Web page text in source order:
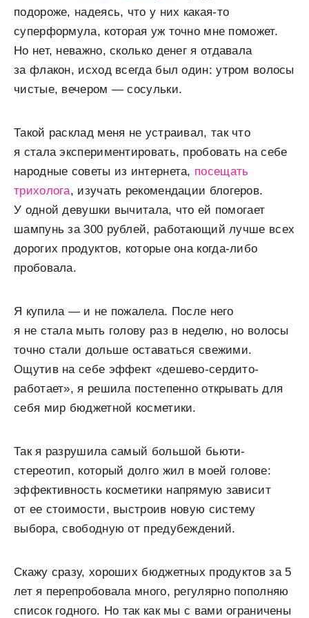
подороже, надеясь, что у них какая-то
суперформула, которая уж точно мне поможет.
Но нет, неважно, сколько денег я отдавала
за флакон, исход всегда был один: утром волосы
чистые, вечером — сосульки.
Такой расклад меня не устраивал, так что
я стала экспериментировать, пробовать на себе
народные советы из интернета, посещать
трихолога, изучать рекомендации блогеров.
У одной девушки вычитала, что ей помогает
шампунь за 300 рублей, работающий лучше всех
дорогих продуктов, которые она когда-либо
пробовала.
Я купила — и не пожалела. После него
я не стала мыть голову раз в неделю, но волосы
точно стали дольше оставаться свежими.
Ощутив на себе эффект «дешево-сердито-
работает», я решила постепенно открывать для
себя мир бюджетной косметики.
Так я разрушила самый большой бьюти-
стереотип, который долго жил в моей голове:
эффективность косметики напрямую зависит
от ее стоимости, выстроив новую систему
выбора, свободную от предубеждений.
Скажу сразу, хороших бюджетных продуктов за 5
лет я перепробовала много, регулярно пополняю
список годного. Но так как мы с вами ограничены